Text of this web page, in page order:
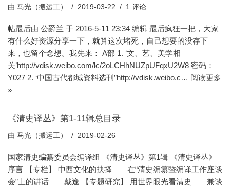
由 马光（搬运工） 2019-03-22 1 评论
帖最后由 公爵兰 于 2016-5-11 23:34 编辑 最后疯狂一把，大家
有什么好资源分享一下，就算这次堵死，自己想要的没存下
来，也留个念想。我先来： A部 1. ‘文、艺、美学相
关’http://vdisk.weibo.com/lc/2oLCHhNUZpUFqxU2W8 密码：
Y027 2. ‘中国古代都城资料选刊”http://vdisk.weibo.c… 阅读更多
»
《清史译丛》第1-11辑总目录
由 马光（搬运工） 2019-02-26
国家清史编纂委员会编译组 《清史译丛》第1辑 《清史译丛》
序言 【专栏】 中西文化的抉择——在“清史编纂暨编译工作座谈
会”上的讲话 戴逸 【专题研究】 用世界眼光看清史——兼谈